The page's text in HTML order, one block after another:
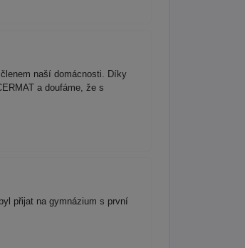
naší domácnosti. Díky
a doufáme, že s
přijat na gymnázium s první